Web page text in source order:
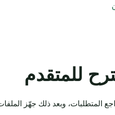
للمتقدم
راجع المتطلبات، وبعد ذلك جهّز